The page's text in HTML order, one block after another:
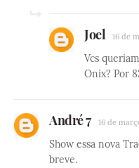
Joel 16 de
Vcs
Onix? Por
André 7 16 de
Show essa nova
breve.